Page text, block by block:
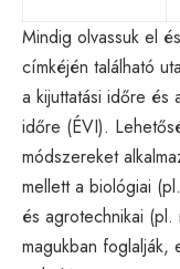
Mindig olvassuk el
címkéjén található
a kijuttatási időre és
időre (ÉVI).
módszereket
mellett a biológiai
és agrotechnikai (pl.
magukban foglalják,